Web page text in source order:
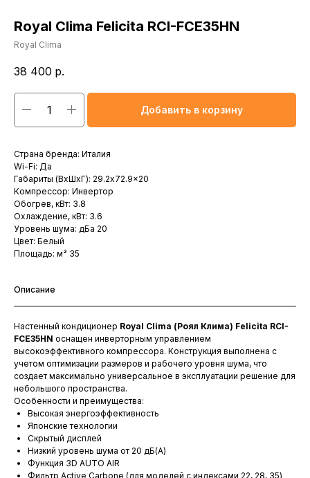
Royal Clima Felicita RCI-FCE35HN
Royal Clima
38 400 р.
Добавить в корзину
Страна бренда: Италия
Wi-Fi: Да
Габариты (ВхШхГ): 29.2x72.9x20
Компрессор: Инвертор
Обогрев, кВт: 3.8
Охлаждение, кВт: 3.6
Уровень шума: дБа 20
Цвет: Белый
Площадь: м² 35
Описание
Настенный кондиционер Royal Clima (Роял Клима) Felicita RCI-
FCE35HN оснащен инверторным управлением
высокоэффективного компрессора. Конструкция выполнена с
учетом оптимизации размеров и рабочего уровня шума, что
создает максимально универсальное в эксплуатации решение для
небольшого пространства.
Особенности и преимущества:
Высокая энергоэффективность
Японские технологии
Скрытый дисплей
Низкий уровень шума от 20 дБ(А)
Функция 3D AUTO AIR
Фильтр Active Carbone (для моделей с индексами 22, 28, 35)